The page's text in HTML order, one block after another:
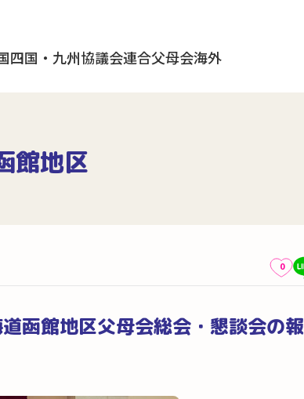
四国・九州協議会連合父母会海外
館地区
0
函館地区父母会総会・懇談会の報